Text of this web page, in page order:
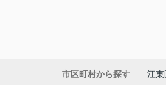
市区町村から探す 江東